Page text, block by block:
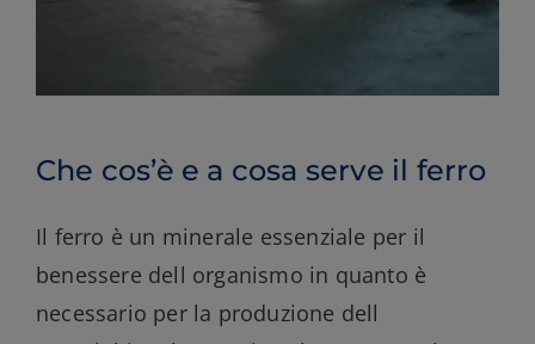
Che cos’è e a cosa serve il ferro
Il ferro è un minerale essenziale per il
benessere dell organismo in quanto è
necessario per la produzione dell